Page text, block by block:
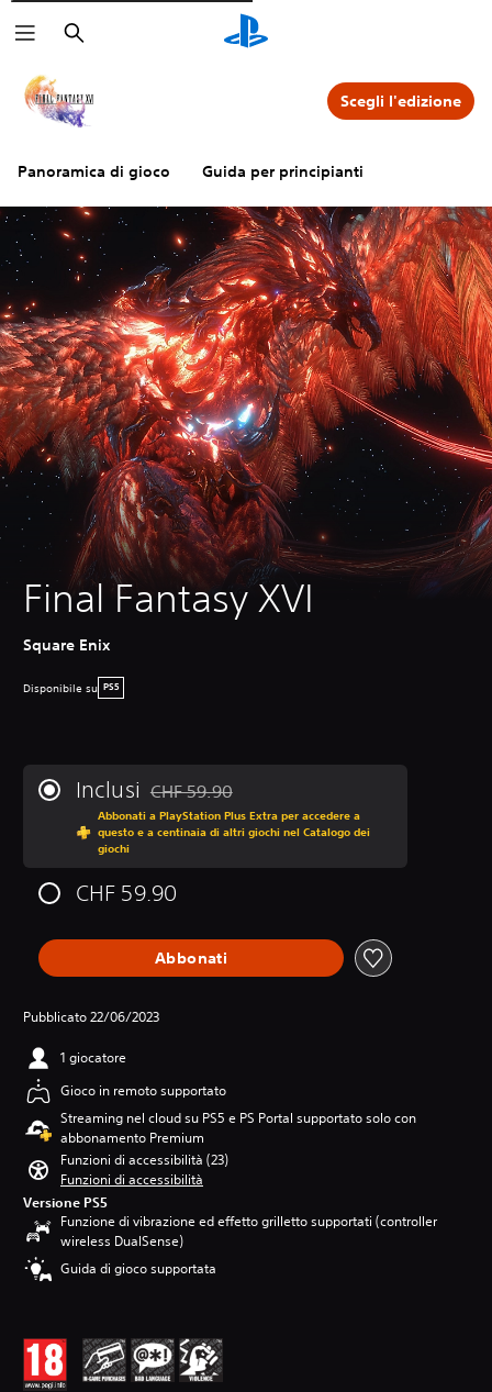
Cerca
Panoramica di gioco Guida per principianti
Scegli l'edizione
Final Fantasy XVI
Square Enix
Disponibile su PS5
Inclusi Scontato dal prezzo originale di CHF 59.90
CHF 59.90
Abbonati a PlayStation Plus Extra per accedere a
questo e a centinaia di altri giochi nel Catalogo dei
giochi
CHF 59.90
Abbonati
Pubblicato 22/06/2023
1 giocatore
Gioco in remoto supportato
Streaming nel cloud su PS5 e PS Portal supportato solo con
abbonamento Premium
Funzioni di accessibilità (23)
Funzioni di accessibilità
Versione PS5
Funzione di vibrazione ed effetto grilletto supportati (controller
wireless DualSense)
Guida di gioco supportata